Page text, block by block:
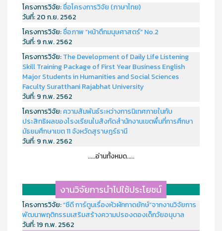
โครงการวิจัย:ชื่อโครงการวิจัย (ภาษาไทย)
วันที่:20 ก.ย. 2562
โครงการวิจัย:ชื่อภาพ “หน้าตึกมนุษศาสตร์” No.2
วันที่:9 ก.พ. 2562
โครงการวิจัย:The Development of Daily Life Listening
Skill Training Package of First Year Business English
Major Students in Humanities and Social Sciences
Faculty Suratthani Rajabhat University
วันที่:9 ก.พ. 2562
โครงการวิจัย:ความสัมพันธ์ระหว่างการนิเทศภายในกับ
ประสิทธิผลของโรงเรียนในสังกัดสำนักงานเขตพื้นที่การศึกษา
มัธยมศึกษาเขต 11 จังหวัดสุราษฎร์ธานี
วันที่:9 ก.พ. 2562
.....อ่านทั้งหมด.....
งานวิจัยการนำไปใช้ประโยชน์
โครงการวิจัย:“ซีดี การ์ตูนเรื่องหัวผักกาดยักษ์”จากงานวิจัยการ
พัฒนาพฤติกรรมเสริมสร้างความปรองดองเด็กวัยอนุบาล
วันที่:19 ก.พ. 2562